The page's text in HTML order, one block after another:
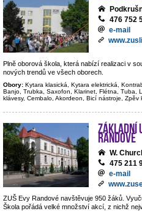
476 752
e-mail
Plně oborová škola, která nabízí realizaci v
nových trendů ve všech oborech.
Obory: Kytara klasická, Kytara elektrická,
Banjo, Trubka, Saxofon, Klarinet, Flétna, Tuba,
klávesy, Cembalo, Akordeon, Bicí nástroje, Zpěv
Základní
Randové
W.
475 211
e-mail
ZUŠ Evy Randové navštěvuje 950 žáků.
Škola pořádá velké množství akcí, z nichž